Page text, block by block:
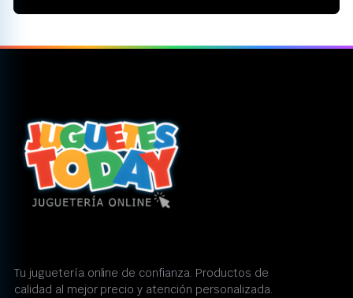
Tu juguetería online de confianza. Productos de
calidad al mejor precio y atención personalizada.